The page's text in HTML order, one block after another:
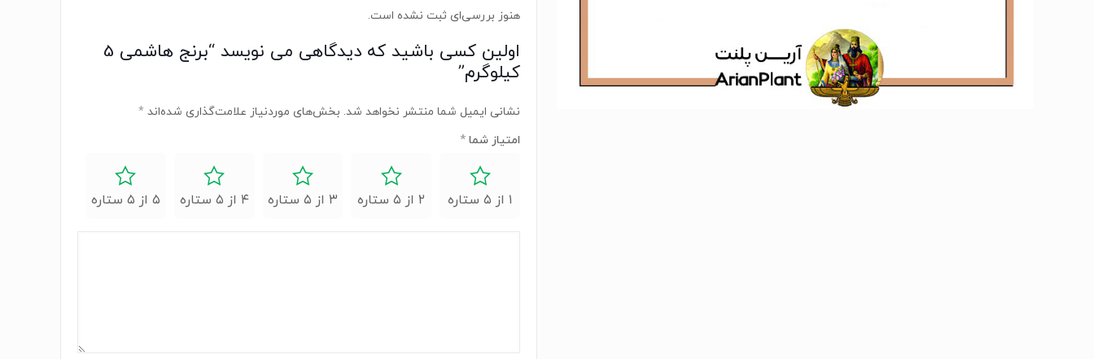
هنوز بررسی‌ای ثبت نشده است.
اولین کسی باشید که دیدگاهی می نویسد “برنج هاشمی 5
کیلوگرم”
نشانی ایمیل شما منتشر نخواهد شد. بخش‌های موردنیاز علامت‌گذاری شده‌اند *
امتیاز شما *
۱ از ۵ ستاره ۲ از ۵ ستاره ۳ از ۵ ستاره ۴ از ۵ ستاره ۵ از ۵ ستاره